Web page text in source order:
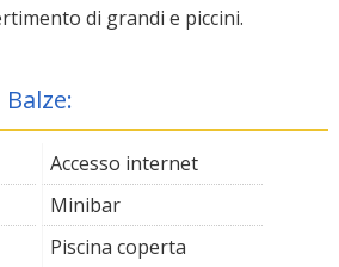
di grandi e piccini.
Accesso internet
Minibar
Piscina coperta